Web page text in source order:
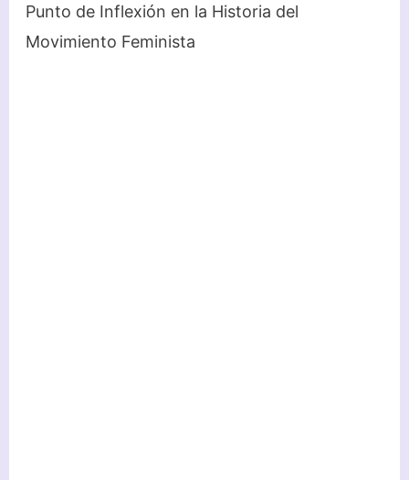
Punto de Inflexión en la Historia del
Movimiento Feminista